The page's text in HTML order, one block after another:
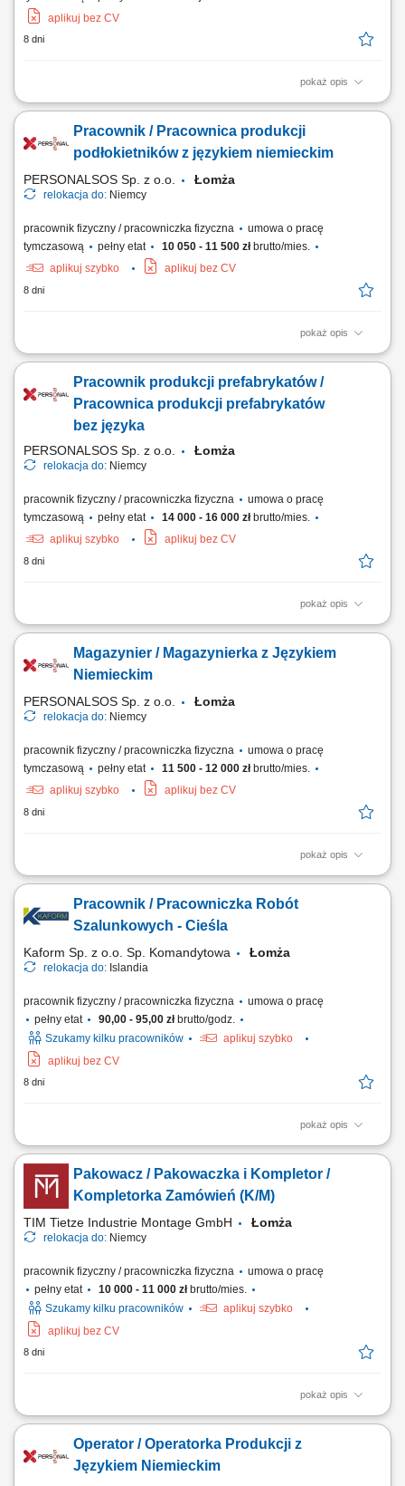
aplikuj bez CV
8 dni
pokaż opis
Opis stanowiska: Realizacja zamówień zgodnie z wytycznymi i
właściwe oznaczanie. Obsługa urządzeń wspierających procesy
logistyczne. Rozmieszczanie towarów w odpowiednich lokalizacjach
Pracownik / Pracownica produkcji
podłokietników z językiem niemieckim
PERSONALSOS Sp. z o.o. Łomża
relokacja do: Niemcy
pracownik fizyczny / pracowniczka fizyczna
umowa o pracę
tymczasową
pełny etat 10 050 - 11 500 złbrutto/mies.
aplikuj szybko
aplikuj bez CV
8 dni
pokaż opis
Zadania Obszar formowania i odlewów: Aplikowanie warstwy lakieru
Precyzyjne dozowanie oraz wprowadzanie płynnej masy
poliuretanowej do matryc. Sprawne wyciąganie uformowanych
komponentów z maszyn po zakończeniu cyklu. Monitorowanie...
Pracownik produkcji prefabrykatów /
Pracownica produkcji prefabrykatów
bez języka
PERSONALSOS Sp. z o.o. Łomża
relokacja do: Niemcy
pracownik fizyczny / pracowniczka fizyczna
umowa o pracę
tymczasową
pełny etat 14 000 - 16 000 złbrutto/mies.
aplikuj szybko
aplikuj bez CV
8 dni
pokaż opis
Zakres obowiązków: Przygotowanie stali zbrojeniowej poprzez cięcie,
analiza dokumentacji wykonawczej; Osadzanie zbrojenia w formach do
produkcji prefabrykatów; Przygotowanie stanowisk formierskich,
Magazynier / Magazynierka z Językiem
Niemieckim
PERSONALSOS Sp. z o.o. Łomża
relokacja do: Niemcy
pracownik fizyczny / pracowniczka fizyczna
umowa o pracę
tymczasową
pełny etat 11 500 - 12 000 złbrutto/mies.
aplikuj szybko
aplikuj bez CV
8 dni
pokaż opis
Opis stanowiska: Przyjmowanie dostaw, rozładunek tirów oraz
wysyłek, komisjonowanie artykułów oraz ich bezpieczne pakowanie
zgodnie ze standardami. Tworzenie i kontrolowanie papierów
Pracownik / Pracowniczka Robót
Szalunkowych - Cieśla
Kaform Sp. z o.o. Sp. Komandytowa Łomża
relokacja do: Islandia
pracownik fizyczny / pracowniczka fizyczna
umowa o pracę
pełny etat
90,00 - 95,00 złbrutto/godz.
Szukamy kilku pracowników
aplikuj szybko
aplikuj bez CV
8 dni
pokaż opis
Zakres obowiązków: Montaż i demontaż szalunków ścian, stropów oraz
słupów. Obsługa systemów szalunkowych wykorzystywanych na
budowie. Montaż elementów prefabrykowanych. Udział w pracach
związanych z betonowaniem konstrukcji. Realizacja zadań zgodnie z
dokumentacją techniczną oraz...
Pakowacz / Pakowaczka i Kompletor /
Kompletorka Zamówień (K/M)
TIM Tietze Industrie Montage GmbH Łomża
relokacja do: Niemcy
pracownik fizyczny / pracowniczka fizyczna
umowa o pracę
pełny etat
10 000 - 11 000 złbrutto/mies.
Szukamy kilku pracowników
aplikuj szybko
aplikuj bez CV
8 dni
pokaż opis
Opis stanowiska: Szykowanie detali oraz gotowych towarów do
konfekcjonowaniem i przeładunkiem asortymentu według procedur.
Zbiórka artykułów na podstawie spisu zamówień handlowych.
Operator / Operatorka Produkcji z
Językiem Niemieckim